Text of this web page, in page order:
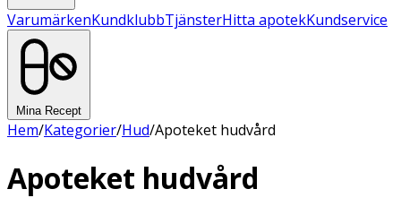
VarumärkenKundklubbTjänsterHitta apotekKundservice
Mina Recept
Hem/Kategorier/Hud/Apoteket hudvård
Apoteket hudvård